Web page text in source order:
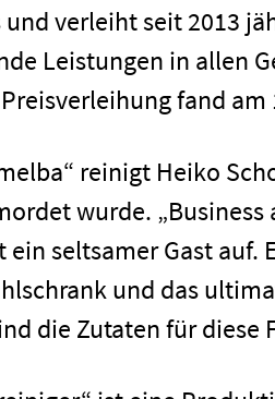
und verleiht seit 2013
Leistungen in allen
fand
reinigt Heiko
wurde.
seltsamer Gast auf.
und das
die Zutaten für diese